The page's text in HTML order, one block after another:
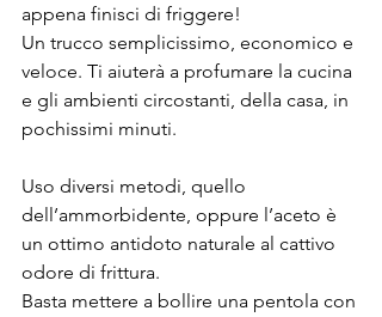
appena finisci di friggere!
Un trucco semplicissimo, economico e
veloce. Ti aiuterà a profumare la cucina
e gli ambienti circostanti, della casa, in
pochissimi minuti.
Uso diversi metodi, quello
dell’ammorbidente, oppure l’aceto è
un ottimo antidoto naturale al cattivo
odore di frittura.
Basta mettere a bollire una pentola con